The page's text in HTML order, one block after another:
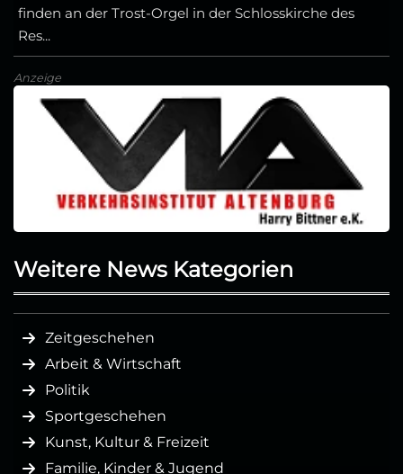
finden an der Trost-Orgel in der Schlosskirche des
Res...
Anzeige
Weitere News Kategorien
Zeitgeschehen
Arbeit & Wirtschaft
Politik
Sportgeschehen
Kunst, Kultur & Freizeit
Familie, Kinder & Jugend